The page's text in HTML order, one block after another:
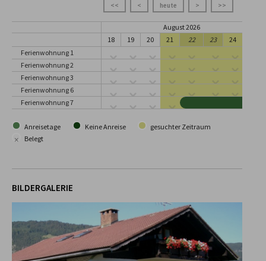
<< < heute > >>
August 2026
18
19 20 21 22 23 24
Ferienwohnung 1
Ferienwohnung 2
Ferienwohnung 3
Ferienwohnung 6
Ferienwohnung 7
Anreisetage Keine Anreise gesuchter Zeitraum
× Belegt
BILDERGALERIE